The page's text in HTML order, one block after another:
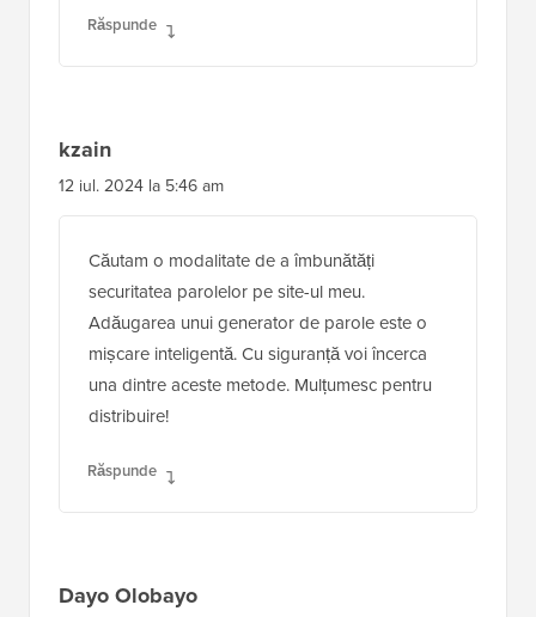
Răspunde
kzain
12 iul. 2024 la 5:46 am
Căutam o modalitate de a îmbunătăți
securitatea parolelor pe site-ul meu.
Adăugarea unui generator de parole este o
mișcare inteligentă. Cu siguranță voi încerca
una dintre aceste metode. Mulțumesc pentru
distribuire!
Răspunde
Dayo Olobayo